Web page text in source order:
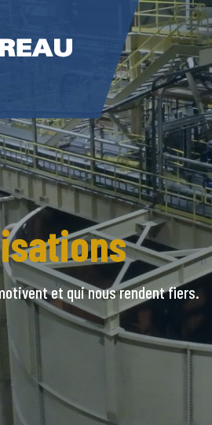
et qui nous rendent fiers.